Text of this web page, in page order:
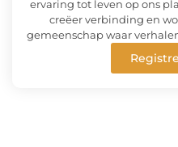
ervaring tot leven op ons
creëer verbinding en
gemeenschap waar